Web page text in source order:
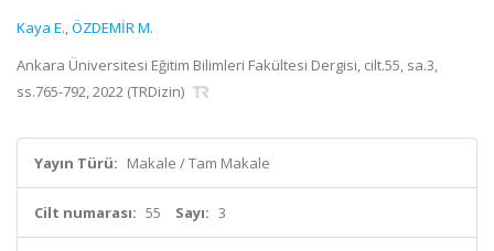
Kaya E.,ÖZDEMİR M.
Ankara Üniversitesi Eğitim Bilimleri Fakültesi Dergisi, cilt.55, sa.3,
ss.765-792, 2022 (TRDizin)
Yayın Türü: Makale / Tam Makale
Cilt numarası: 55 Sayı: 3